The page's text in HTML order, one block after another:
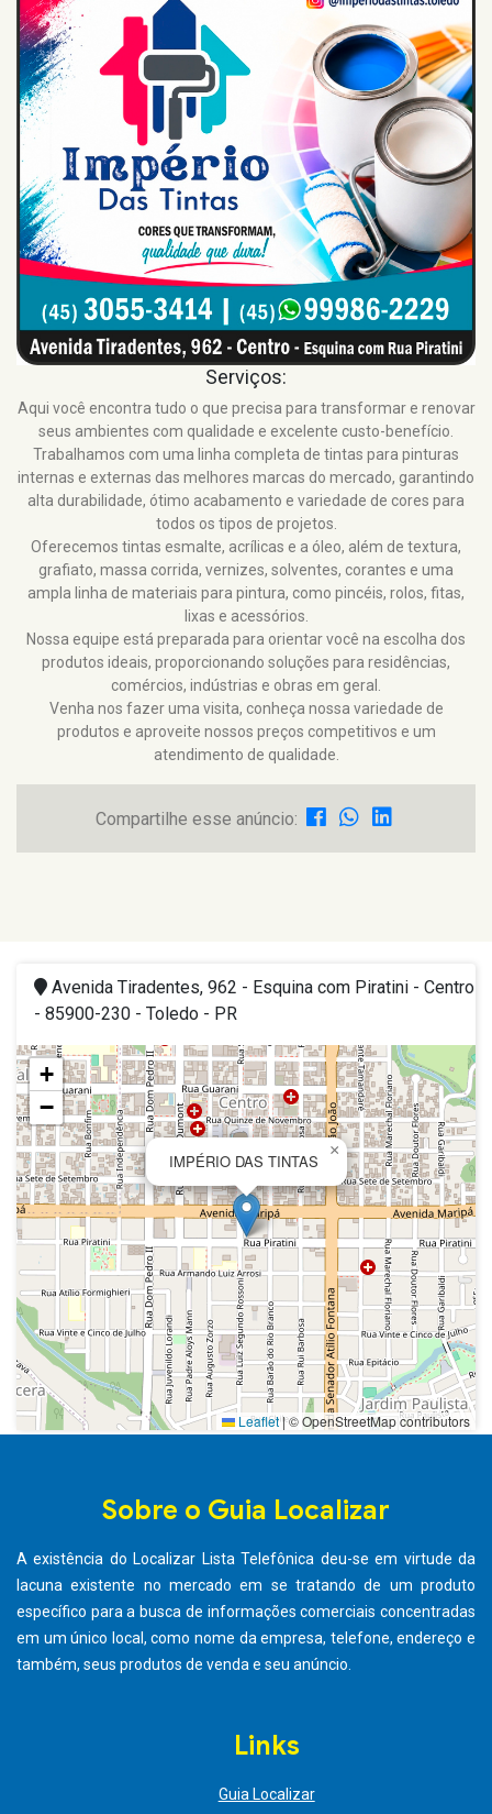
Serviços:
Aqui você encontra tudo o que precisa para transformar e renovar
seus ambientes com qualidade e excelente custo-benefício.
Trabalhamos com uma linha completa de tintas para pinturas
internas e externas das melhores marcas do mercado, garantindo
alta durabilidade, ótimo acabamento e variedade de cores para
todos os tipos de projetos.
Oferecemos tintas esmalte, acrílicas e a óleo, além de textura,
grafiato, massa corrida, vernizes, solventes, corantes e uma
ampla linha de materiais para pintura, como pincéis, rolos, fitas,
lixas e acessórios.
Nossa equipe está preparada para orientar você na escolha dos
produtos ideais, proporcionando soluções para residências,
comércios, indústrias e obras em geral.
Venha nos fazer uma visita, conheça nossa variedade de
produtos e aproveite nossos preços competitivos e um
atendimento de qualidade.
Compartilhe esse anúncio:
Avenida Tiradentes, 962 - Esquina com Piratini - Centro
- 85900-230 - Toledo - PR
IMPÉRIO DAS TINTAS
×
+
−
Leaflet|© OpenStreetMap contributors
Sobre o Guia Localizar
A existência do Localizar Lista Telefônica deu-se em virtude da
lacuna existente no mercado em se tratando de um produto
específico para a busca de informações comerciais concentradas
em um único local, como nome da empresa, telefone, endereço e
também, seus produtos de venda e seu anúncio.
Links
Guia Localizar